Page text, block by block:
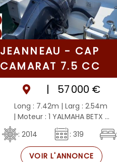
JEANNEAU - CAP
CAMARAT 7.5 CC
|
57 000 €
Long : 7.42m | Larg : 2.54m
| Moteur : 1 YALMAHA BETX ...
: 2014
: 319
VOIR L'ANNONCE